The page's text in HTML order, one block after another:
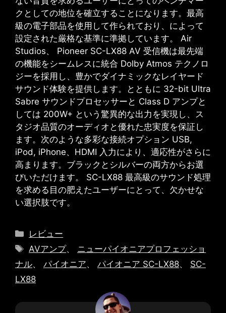
クとしての地位を確立することになります。最高
級の電子部品を使用して作られており、によって
設定された厳格な基準に準拠しています。 Air
Studios、 Pioneer SC-LX88 AV 受信機は最先端
の機能をシームレスに統合 Dolby Atmos テクノロ
ジーを採用し、豊かでダイナミックなレイヤード
サウンド体験を提供します。とともに 32-bit Ultra
Sabre サウンドプロセッサーと Class D アンプと
しては 200W+ という驚異的な出力を実現し、ス
タジオ品質のオーディオと優れた忠実度を保証し
ます。次のような多彩な接続オプション USB,
iPod, iPhone、HDMI 入力により、適応性がさらに
高まります。ブラックとシルバーの両方からお選
びいただけます。 SC-LX88 最高級のサウンド処理
を求める目の肥えたユーザーにとって、欠かせな
い選択肢です。
カ
テ
リ
ー
レビュー
タ
グ
AVアンプ、 ニューパイオニアプロフェッショ
ナル、 パイオニア、 パイオニア SC-LX88、 SC-
LX88